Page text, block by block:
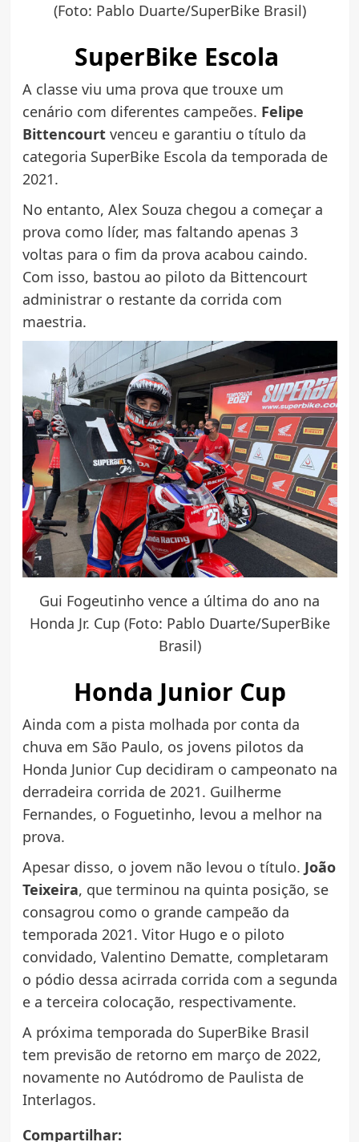
(Foto: Pablo Duarte/SuperBike Brasil)
SuperBike Escola
A classe viu uma prova que trouxe um
cenário com diferentes campeões. Felipe
Bittencourt venceu e garantiu o título da
categoria SuperBike Escola da temporada de
2021.
No entanto, Alex Souza chegou a começar a
prova como líder, mas faltando apenas 3
voltas para o fim da prova acabou caindo.
Com isso, bastou ao piloto da Bittencourt
administrar o restante da corrida com
maestria.
Gui Fogeutinho vence a última do ano na
Honda Jr. Cup (Foto: Pablo Duarte/SuperBike
Brasil)
Honda Junior Cup
Ainda com a pista molhada por conta da
chuva em São Paulo, os jovens pilotos da
Honda Junior Cup decidiram o campeonato na
derradeira corrida de 2021. Guilherme
Fernandes, o Foguetinho, levou a melhor na
prova.
Apesar disso, o jovem não levou o título. João
Teixeira, que terminou na quinta posição, se
consagrou como o grande campeão da
temporada 2021. Vitor Hugo e o piloto
convidado, Valentino Dematte, completaram
o pódio dessa acirrada corrida com a segunda
e a terceira colocação, respectivamente.
A próxima temporada do SuperBike Brasil
tem previsão de retorno em março de 2022,
novamente no Autódromo de Paulista de
Interlagos.
Compartilhar: